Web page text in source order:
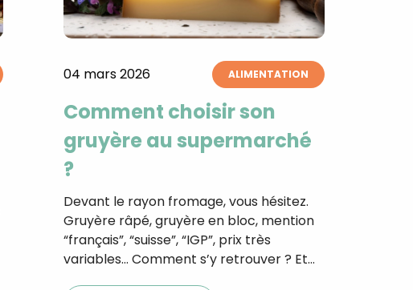
04 mars 2026 ALIMENTATION
Comment choisir son
gruyère au supermarché
?
Devant le rayon fromage, vous hésitez.
Gruyère râpé, gruyère en bloc, mention
“français”, “suisse”, “IGP”, prix très
variables… Comment s’y retrouver ? Et…